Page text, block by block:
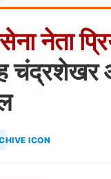
नेता
चंद्रशेखर